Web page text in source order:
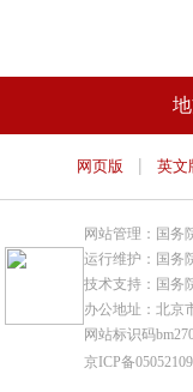
网页版 | 英文
网站管理：国务
运行维护：国务
技术支持：国务
办公地址：北京
网站标识码
京ICP备